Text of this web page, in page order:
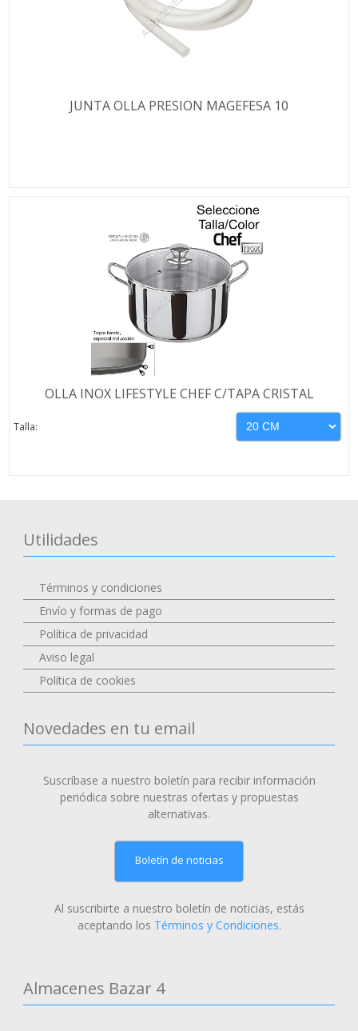
JUNTA OLLA PRESION MAGEFESA 10
OLLA INOX LIFESTYLE CHEF C/TAPA CRISTAL
Talla:
Utilidades
Términos y condiciones
Envío y formas de pago
Política de privacidad
Aviso legal
Política de cookies
Novedades en tu email
Suscríbase a nuestro boletín para recibir información
periódica sobre nuestras ofertas y propuestas
alternativas.
Boletín de noticias
Al suscribirte a nuestro boletín de noticias, estás
aceptando los Términos y Condiciones.
Almacenes Bazar 4